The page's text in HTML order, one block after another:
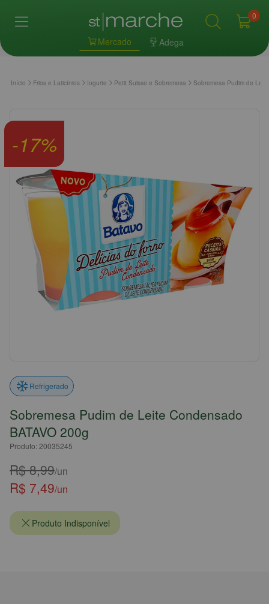
Mercado Adega
0
Início Frios e Laticínios Iogurte Petit Suisse e Sobremesa Sobremesa Pudim de
-17%
Refrigerado
Sobremesa Pudim de Leite Condensado
BATAVO 200g
Produto: 20035245
R$ 8,99/un
R$ 7,49/un
Produto Indisponível